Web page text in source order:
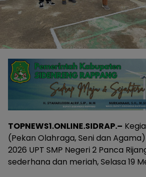
TOPNEWS1.ONLINE.SIDRAP.–
(Pekan Olahraga, Seni dan
2026 UPT SMP Negeri 2 Panca
sederhana dan meriah, Selasa 19